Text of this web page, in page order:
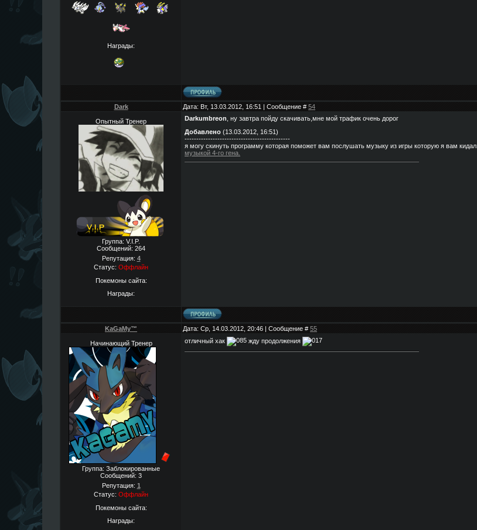
Награды:
Dark Дата: Вт, 13.03.2012, 16:51 | Сообщение # 54
Опытный Тренер
Группа: V.I.P.
Сообщений: 264
Репутация: 4
Статус: Оффлайн
Покемоны сайта:
Награды:
Darkumbreon , ну завтра пойду скачивать,мне мой трафик очень дорог
Добавлено (13.03.2012, 16:51)
---------------------------------------------
я могу скинуть программу которая поможет вам послушать музыку из игры которую я вам кидал.
музыкой 4-го гена.
KaGaMy™ Дата: Ср, 14.03.2012, 20:46 | Сообщение # 55
Начинающий Тренер
Группа: Заблокированные
Сообщений: 3
Репутация: 1
Статус: Оффлайн
Покемоны сайта:
Награды:
отличный хак жду продолжения